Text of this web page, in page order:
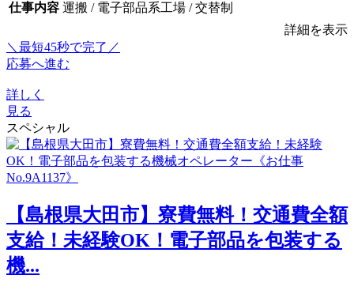
仕事内容 運搬 / 電子部品系工場 / 交替制
詳細を表示
＼最短45秒で完了／
応募へ進む
詳しく
見る
スペシャル
【島根県大田市】寮費無料！交通費全額
支給！未経験OK！電子部品を包装する
機...